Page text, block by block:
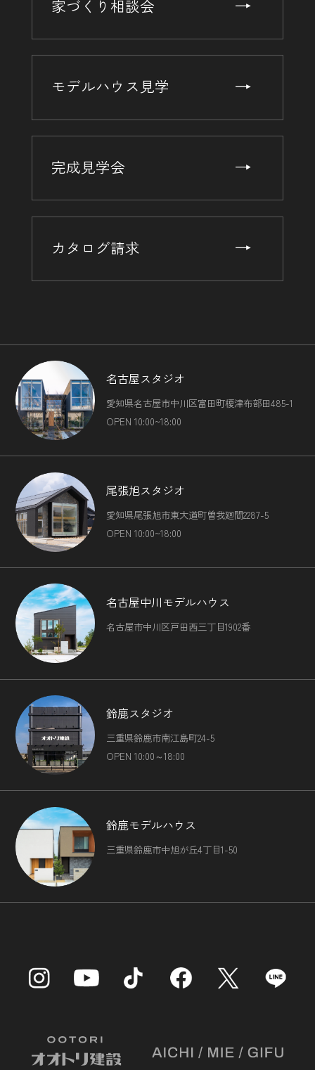
家づくり相談会
モデルハウス見学
完成見学会
カタログ請求
名古屋スタジオ
愛知県名古屋市中川区富田町榎津布部田485-1
OPEN 10:00~18:00
尾張旭スタジオ
愛知県尾張旭市東大道町曽我廻間2287-5
OPEN 10:00~18:00
名古屋中川モデルハウス
名古屋市中川区戸田西三丁目1902番
鈴鹿スタジオ
三重県鈴鹿市南江島町24-5
OPEN 10:00～18:00
鈴鹿モデルハウス
三重県鈴鹿市中旭が丘4丁目1-50